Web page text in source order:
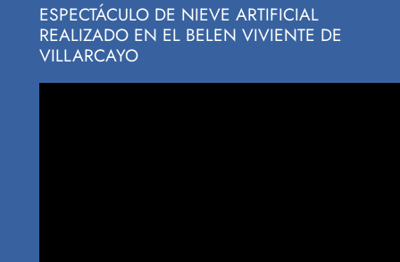
ESPECTÁCULO DE NIEVE ARTIFICIAL
REALIZADO EN EL BELEN VIVIENTE DE
VILLARCAYO